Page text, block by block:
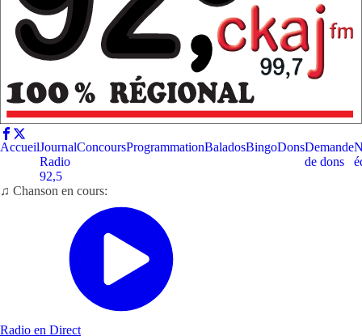
AccueilJournal
Radio
92,5
ConcoursProgrammationBaladosBingoDonsDemande
de dons
♫ Chanson en cours:
Radio en Direct